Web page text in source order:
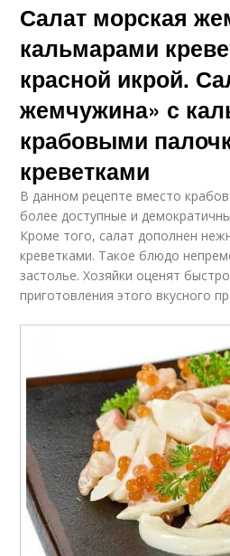
Салат морская
кальмарами
красной икрой.
жемчужина» с
крабовыми
креветками
В данном рецепте вместо
более доступные и
Кроме того, салат дополнен
креветками. Такое блюдо
застолье. Хозяйки оценят
приготовления этого вкусного